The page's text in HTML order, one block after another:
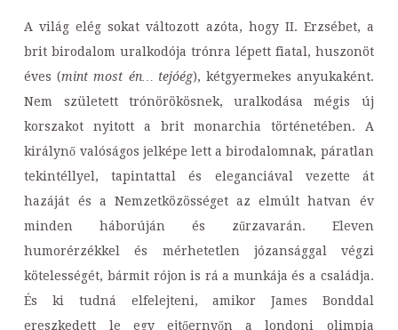
A világ elég sokat változott azóta, hogy II. Erzsébet, a
brit birodalom uralkodója trónra lépett fiatal, huszonöt
éves (mint most én… tejóég), kétgyermekes anyukaként.
Nem született trónörökösnek, uralkodása mégis új
korszakot nyitott a brit monarchia történetében. A
királynő valóságos jelképe lett a birodalomnak, páratlan
tekintéllyel, tapintattal és eleganciával vezette át
hazáját és a Nemzetközösséget az elmúlt hatvan év
minden háborúján és zűrzavarán. Eleven
humorérzékkel és mérhetetlen józansággal végzi
kötelességét, bármit rójon is rá a munkája és a családja.
És ki tudná elfelejteni, amikor James Bonddal
ereszkedett le egy ejtőernyőn a londoni olimpia